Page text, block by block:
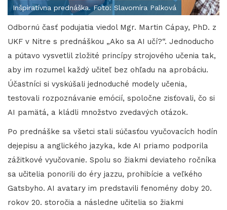
Inšpiratívna prednáška. Foto: Slavomíra Palková
Odbornú časť podujatia viedol Mgr. Martin Cápay, PhD. z
UKF v Nitre s prednáškou „Ako sa AI učí?“. Jednoducho
a pútavo vysvetlil zložité princípy strojového učenia tak,
aby im rozumel každý učiteľ bez ohľadu na aprobáciu.
Účastníci si vyskúšali jednoduché modely učenia,
testovali rozpoznávanie emócií, spoločne zisťovali, čo si
AI pamätá, a kládli množstvo zvedavých otázok.
Po prednáške sa všetci stali súčasťou vyučovacích hodín
dejepisu a anglického jazyka, kde AI priamo podporila
zážitkové vyučovanie. Spolu so žiakmi deviateho ročníka
sa učitelia ponorili do éry jazzu, prohibície a veľkého
Gatsbyho. AI avatary im predstavili fenomény doby 20.
rokov 20. storočia a následne učitelia so žiakmi